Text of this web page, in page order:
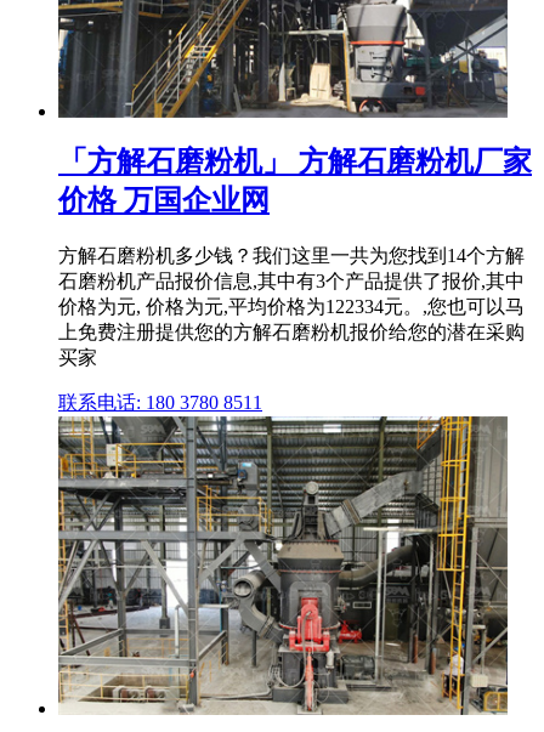
「方解石磨粉机」 方解石磨粉机厂家
价格 万国企业网
方解石磨粉机多少钱？我们这里一共为您找到14个方解
石磨粉机产品报价信息,其中有3个产品提供了报价,其中
价格为元, 价格为元,平均价格为122334元。,您也可以马
上免费注册提供您的方解石磨粉机报价给您的潜在采购
买家
联系电话: 180 3780 8511